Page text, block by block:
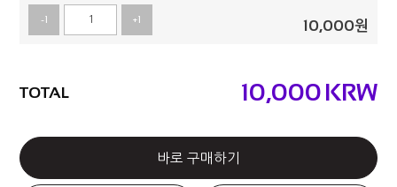
+1
-1 10,000원
TOTAL 10,000 KRW
바로 구매하기